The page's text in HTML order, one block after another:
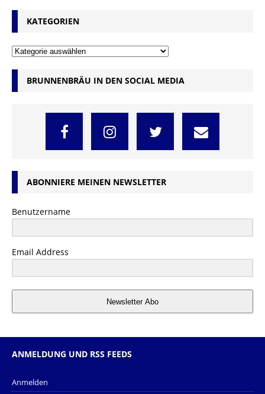
KATEGORIEN
BRUNNENBRÄU IN DEN SOCIAL MEDIA
ABONNIERE MEINEN NEWSLETTER
Benutzername
Email Address
Newsletter Abo
ANMELDUNG UND RSS FEEDS
Anmelden